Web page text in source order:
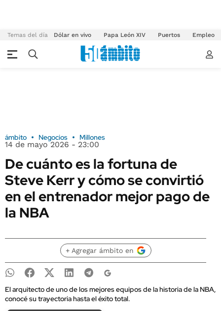
Temas del día Dólar en vivo Papa León XIV Puertos Empleo
ámbito Negocios Millones
14 de mayo 2026 - 23:00
De cuánto es la fortuna de
Steve Kerr y cómo se convirtió
en el entrenador mejor pago de
la NBA
+ Agregar ámbito en
El arquitecto de uno de los mejores equipos de la historia de la NBA,
conocé su trayectoria hasta el éxito total.